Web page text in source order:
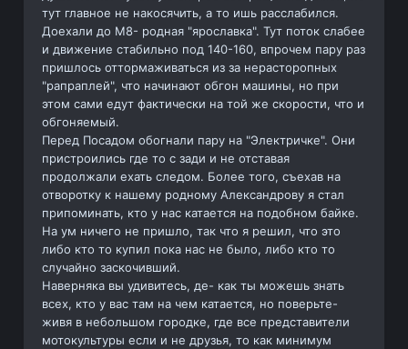
тут главное не накосячить, а то ишь расслабился.
Доехали до М8- родная "ярославка". Тут поток слабее
и движение стабильно под 140-160, впрочем пару раз
пришлось оттормаживаться из за нерасторопных
"рапраплей", что начинают обгон машины, но при
этом сами едут фактически на той же скорости, что и
обгоняемый.
Перед Посадом обогнали пару на "Электричке". Они
пристроились где то с зади и не отставая
продолжали ехать следом. Более того, съехав на
отворотку к нашему родному Александрову я стал
припоминать, кто у нас катается на подобном байке.
На ум ничего не пришло, так что я решил, что это
либо кто то купил пока нас не было, либо кто то
случайно заскочивший.
Наверняка вы удивитесь, де- как ты можешь знать
всех, кто у вас там на чем катается, но поверьте-
живя в небольшом городке, где все представители
мотокультуры если и не друзья, то как минимум